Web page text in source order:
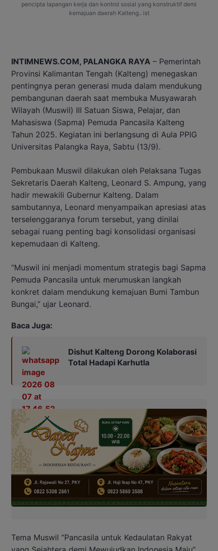
pencipta lapangan kerja dan kontrol sosial yang konstruktif demi
kemajuan daerah Kalteng.. ist
INTIMNEWS.COM, PALANGKA RAYA – Pemerintah
Provinsi Kalimantan Tengah (Kalteng) menegaskan
pentingnya peran generasi muda dalam mendukung
pembangunan daerah saat membuka Musyawarah
Wilayah (Muswil) III Satuan Siswa, Pelajar, dan
Mahasiswa (Sapma) Pemuda Pancasila Kalteng
Tahun 2025. Kegiatan ini berlangsung di Aula PPIG
Universitas Palangka Raya, Sabtu (13/9).
Pembukaan Muswil dilakukan oleh Pelaksana Tugas
Sekretaris Daerah Kalteng, Leonard S. Ampung, yang
hadir mewakili Gubernur Kalteng. Dalam
sambutannya, Leonard menyampaikan apresiasi atas
terselenggaranya forum tersebut, yang dinilai
sebagai ruang penting bagi konsolidasi organisasi
kepemudaan di Kalteng.
“Muswil ini menjadi momentum strategis bagi Sapma
Pemuda Pancasila untuk merumuskan langkah
konkret dalam mendukung kemajuan Bumi Tambun
Bungai,” ujar Leonard.
Baca Juga:
Dishut Kalteng Dorong Kolaborasi
Total Hadapi Karhutla
Tema Muswil “Pancasila untuk Kedaulatan Rakyat